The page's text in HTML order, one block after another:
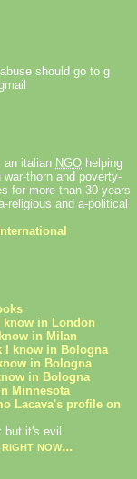
should go to g
, an italian NGO helping
thorn and poverty-
for more than 30 years
religious and a-political
know in London
in Milan
I know in Bologna
in Bologna
in Bologna
Minnesota
but it's evil.
right now...